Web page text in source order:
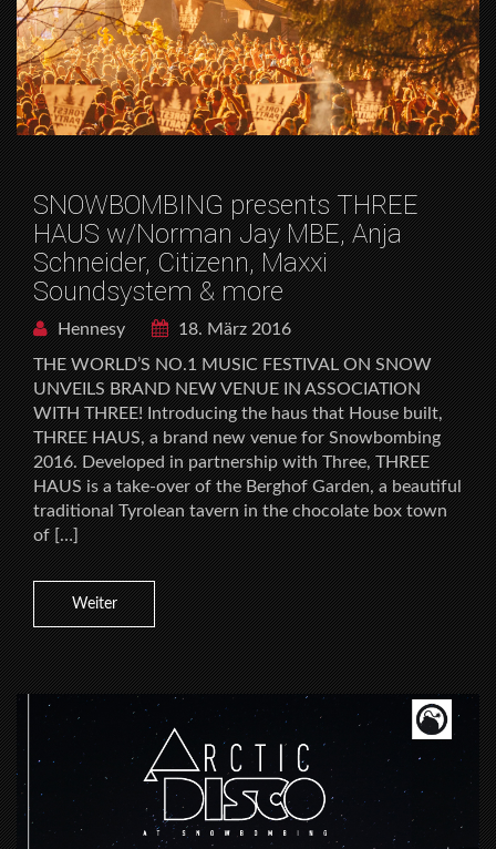
SNOWBOMBING presents THREE
HAUS w/Norman Jay MBE, Anja
Schneider, Citizenn, Maxxi
Soundsystem & more
Hennesy
18. März 2016
THE WORLD’S NO.1 MUSIC FESTIVAL ON SNOW
UNVEILS BRAND NEW VENUE IN ASSOCIATION
WITH THREE! Introducing the haus that House built,
THREE HAUS, a brand new venue for Snowbombing
2016. Developed in partnership with Three, THREE
HAUS is a take-over of the Berghof Garden, a beautiful
traditional Tyrolean tavern in the chocolate box town
of […]
Weiter